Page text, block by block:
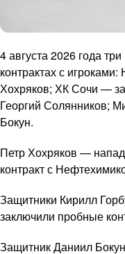
4 августа 2026 года
контрактах с
Хохряков; ХК Сочи —
Георгий Солянников;
Бокун.
Петр Хохряков —
контракт с
Защитники Кирилл
заключили пробные
Защитник Даниил